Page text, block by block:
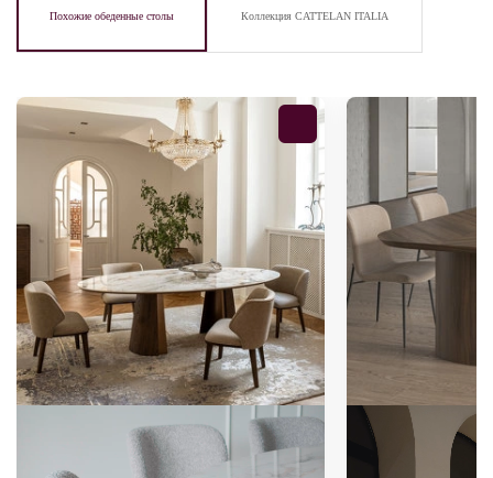
Похожие обеденные столы Коллекция CATTELAN ITALIA